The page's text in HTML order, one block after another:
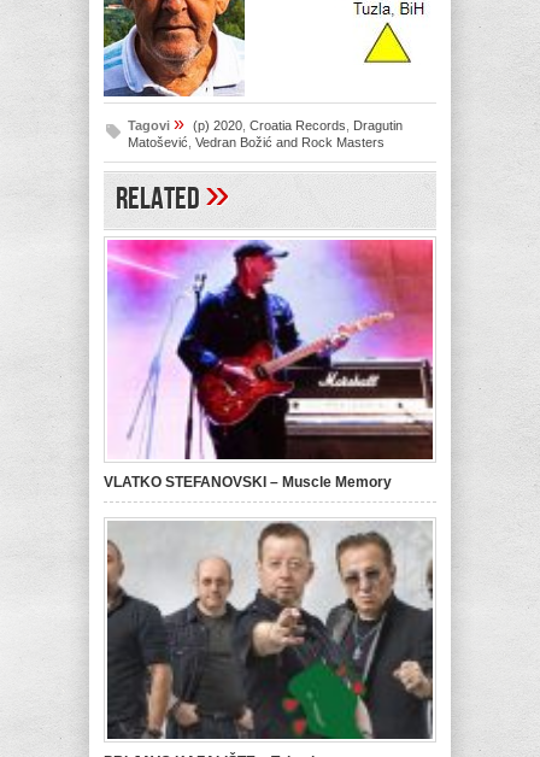
Tagovi » (p) 2020 Croatia Records
Dragutin
Matošević Vedran Božić and Rock Masters
Related»
VLATKO STEFANOVSKI – Muscle Memory